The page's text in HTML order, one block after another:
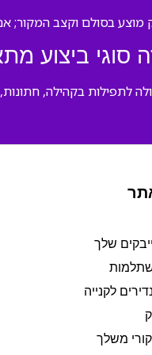
מוצע בסולם וקצב המקור;
סוגי ביצוע
לתפילות בקהילה,
שלך
לקנייה
משלך